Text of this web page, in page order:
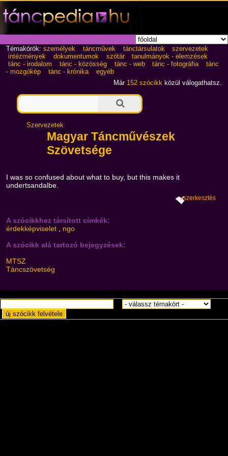
Témakörök: személyek táncművek tánctársulatok
szervezetek
intézmények
dokumentumok szótár
tanulmányok - elemzések
tánc - irodalom
tánc - közösség tánc - web tánc - fotográfia
tánc
- mozgókép
tánc - krónika
egyéb
Már 152 szócikk közül válogathatsz.
Szervezetek
Magyar Táncművészek
Szövetsége
I was so confused about what to buy, but this makes it
undertsandalbe.
szerkesztés
A szócikkhez társított címkék:
érdekképviselet
ngo
A szócikk alá tartozó bejegyzések:
MTSZ
Táncszövetség